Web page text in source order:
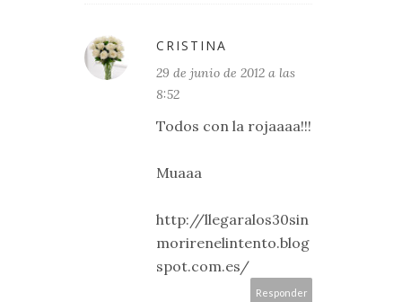
CRISTINA
29 de junio de 2012 a las
8:52
Todos con la rojaaaa!!!
Muaaa
http://llegaralos30sin
morirenelintento.blog
spot.com.es/
Responder